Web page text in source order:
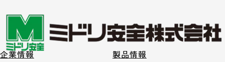
企業情報 製品情報